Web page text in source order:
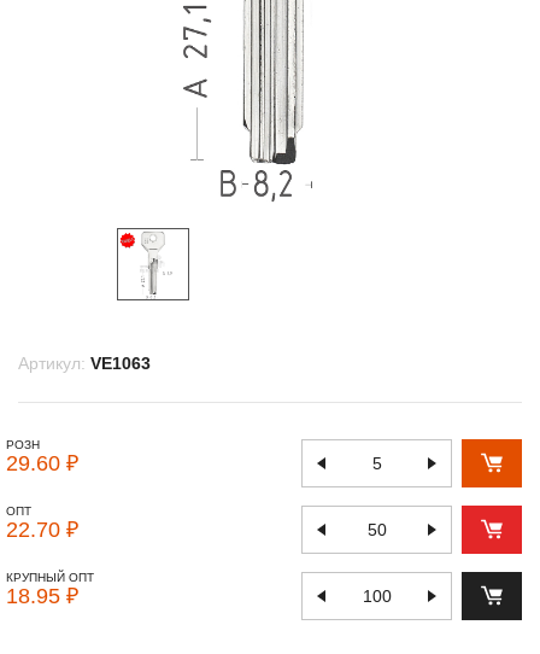
Артикул: VE1063
РОЗН
29.60 ₽
ОПТ
22.70 ₽
КРУПНЫЙ ОПТ
18.95 ₽